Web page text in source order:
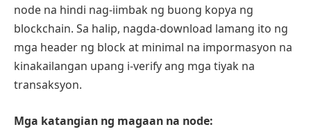
node na hindi nag-iimbak ng buong kopya ng
blockchain. Sa halip, nagda-download lamang ito ng
mga header ng block at minimal na impormasyon na
kinakailangan upang i-verify ang mga tiyak na
transaksyon.
Mga katangian ng magaan na node: